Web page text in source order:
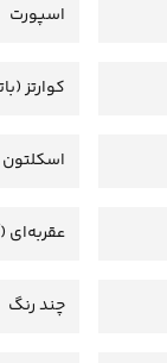
اسپورت
کوارتز
اسکلتون
عقربه‌ای
چند رنگ